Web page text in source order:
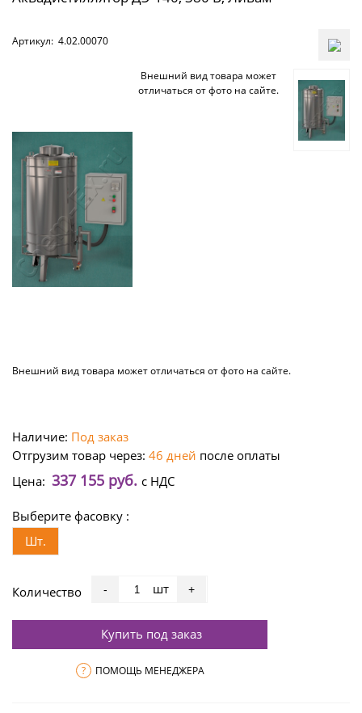
Артикул: 4.02.00070
Внешний вид товара может
отличаться от фото на сайте.
Внешний вид товара может отличаться от фото на сайте.
Наличие: Под заказ
Отгрузим товар через: 46 дней после оплаты
Цена: 337 155 руб. с НДС
Выберите фасовку :
Шт.
Количество - шт +
Купить под заказ
? ПОМОЩЬ МЕНЕДЖЕРА